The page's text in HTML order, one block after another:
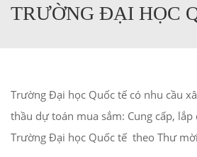
TRƯỜNG ĐẠI HỌC
Trường Đại học Quốc tế có nhu cầu
thầu dự toán mua sắm: Cung cấp,
Trường Đại học Quốc tế theo Thư